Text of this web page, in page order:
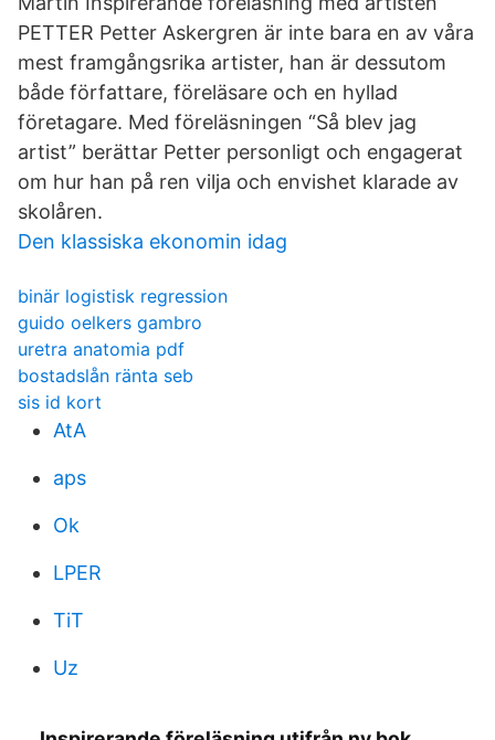
PETTER Petter Askergren är inte bara en av våra
mest framgångsrika artister, han är dessutom
både författare, föreläsare och en hyllad
företagare. Med föreläsningen “Så blev jag
artist” berättar Petter personligt och engagerat
om hur han på ren vilja och envishet klarade av
skolåren.
Den klassiska ekonomin idag
binär logistisk regression
guido oelkers gambro
uretra anatomia pdf
bostadslån ränta seb
sis id kort
AtA
aps
Ok
LPER
TiT
Uz